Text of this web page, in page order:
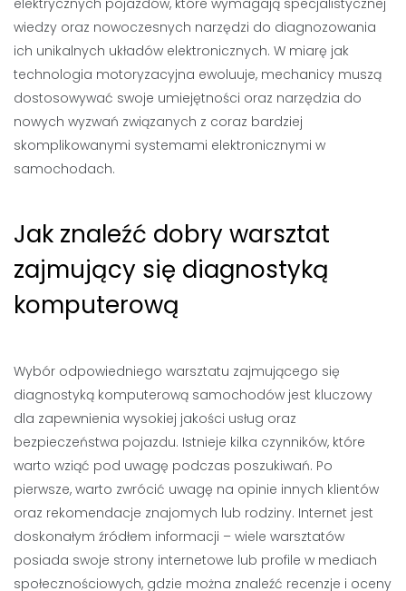
elektrycznych pojazdów, które wymagają specjalistycznej
wiedzy oraz nowoczesnych narzędzi do diagnozowania
ich unikalnych układów elektronicznych. W miarę jak
technologia motoryzacyjna ewoluuje, mechanicy muszą
dostosowywać swoje umiejętności oraz narzędzia do
nowych wyzwań związanych z coraz bardziej
skomplikowanymi systemami elektronicznymi w
samochodach.
Jak znaleźć dobry warsztat
zajmujący się diagnostyką
komputerową
Wybór odpowiedniego warsztatu zajmującego się
diagnostyką komputerową samochodów jest kluczowy
dla zapewnienia wysokiej jakości usług oraz
bezpieczeństwa pojazdu. Istnieje kilka czynników, które
warto wziąć pod uwagę podczas poszukiwań. Po
pierwsze, warto zwrócić uwagę na opinie innych klientów
oraz rekomendacje znajomych lub rodziny. Internet jest
doskonałym źródłem informacji – wiele warsztatów
posiada swoje strony internetowe lub profile w mediach
społecznościowych, gdzie można znaleźć recenzje i oceny